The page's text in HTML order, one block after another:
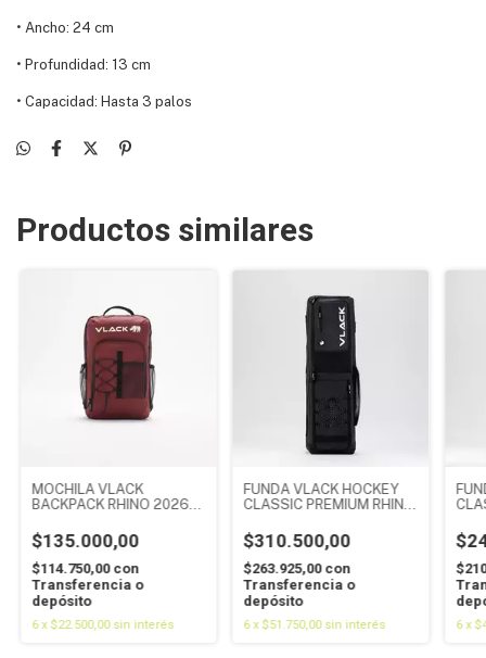
• Ancho: 24 cm
• Profundidad: 13 cm
• Capacidad: Hasta 3 palos
Productos similares
MOCHILA VLACK
BACKPACK RHINO 2026
$135.000,00
$114.750,00 con
Transferencia o
depósito
6 x$22.500,00 sin interés
FUNDA VLACK HOCKEY
CLASSIC PREMIUM RHINO
$310.500,00
$263.925,00 con
Transferencia o
depósito
6 x$51.750,00 sin interés 6 x